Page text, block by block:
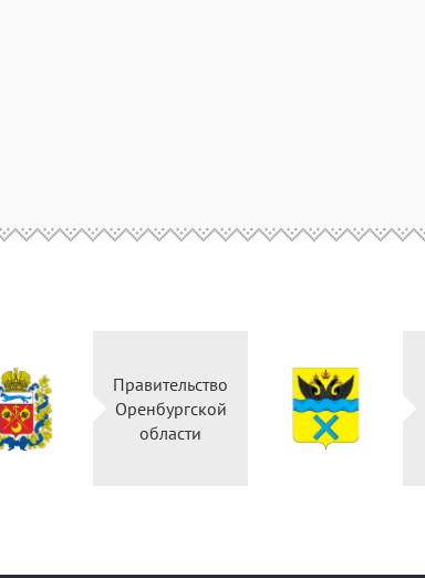
Правительство
Оренбургской
области